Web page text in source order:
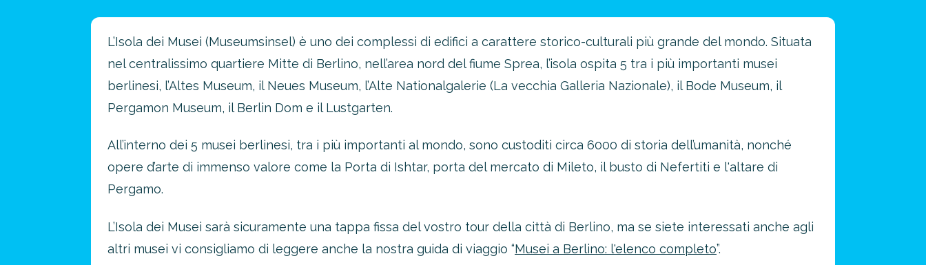
L’Isola dei Musei (Museumsinsel) è uno dei complessi di edifici a carattere storico-culturali più grande del mondo. Situata
nel centralissimo quartiere Mitte di Berlino, nell’area nord del fiume Sprea, l’isola ospita 5 tra i più importanti musei
berlinesi, l’Altes Museum, il Neues Museum, l’Alte Nationalgalerie (La vecchia Galleria Nazionale), il Bode Museum, il
Pergamon Museum, il Berlin Dom e il Lustgarten.
All’interno dei 5 musei berlinesi, tra i più importanti al mondo, sono custoditi circa 6000 di storia dell’umanità, nonché
opere d’arte di immenso valore come la Porta di Ishtar, porta del mercato di Mileto, il busto di Nefertiti e l'altare di
Pergamo.
L’Isola dei Musei sarà sicuramente una tappa fissa del vostro tour della città di Berlino, ma se siete interessati anche agli
altri musei vi consigliamo di leggere anche la nostra guida di viaggio “Musei a Berlino: l'elenco completo”.